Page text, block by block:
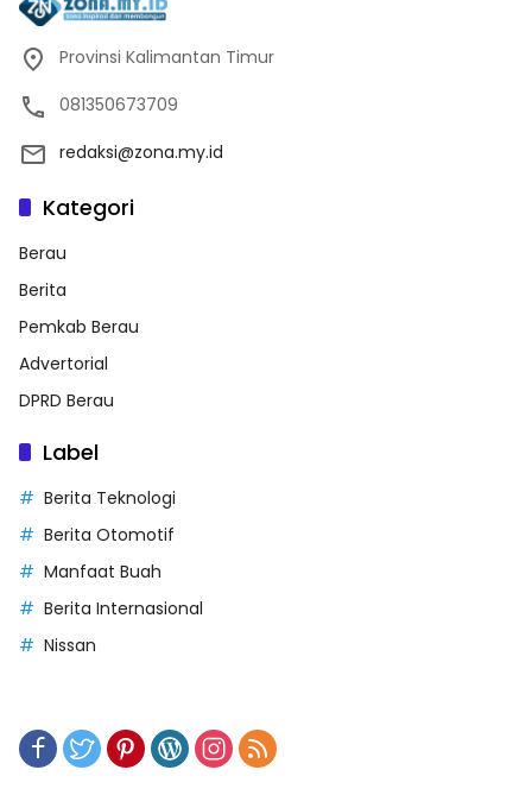
Provinsi Kalimantan Timur
081350673709
redaksi@zona.my.id
Kategori
Berau
Berita
Pemkab Berau
Advertorial
DPRD Berau
Label
Berita Teknologi
Berita Otomotif
Manfaat Buah
Berita Internasional
Nissan